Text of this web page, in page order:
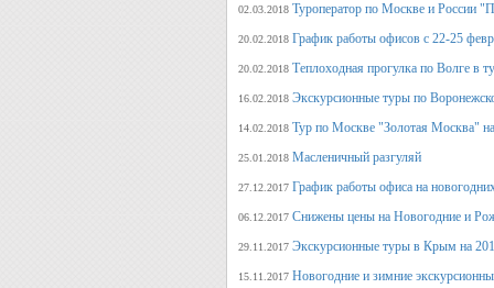
02.03.2018 Туроператор по Москве и России
20.02.2018 График работы офисов с 22-25
20.02.2018 Теплоходная прогулка по Волге в
16.02.2018 Экскурсионные туры по
14.02.2018 Тур по Москве "Золотая Москва"
25.01.2018 Масленичный разгуляй
27.12.2017 График работы офиса на
06.12.2017 Снижены цены на Новогодние и
29.11.2017 Экскурсионные туры в Крым на
15.11.2017 Новогодние и зимние